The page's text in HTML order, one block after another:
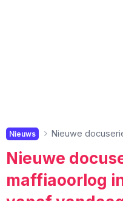
Nieuws Nieuwe
Nieuwe
maffiaoorlog